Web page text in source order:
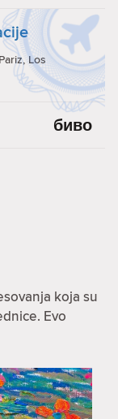
Los
биво
koja su
Evo